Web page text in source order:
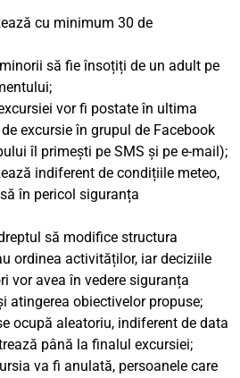
cu minimum 30 de
să fie însoțiți de un adult pe
vor fi postate în ultima
excursie în grupul de Facebook
îl primești pe SMS și pe e-mail);
indiferent de condițiile meteo,
în pericol siguranța
să modifice structura
ordinea activităților, iar deciziile
vor avea în vedere siguranța
atingerea obiectivelor propuse;
ocupă aleatoriu, indiferent de data
până la finalul excursiei;
va fi anulată, persoanele care